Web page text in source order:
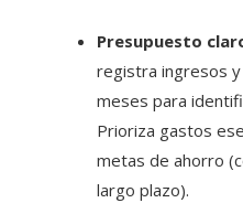
Presupuesto
registra ingresos
meses para
Prioriza gastos
metas de ahorro
largo plazo).